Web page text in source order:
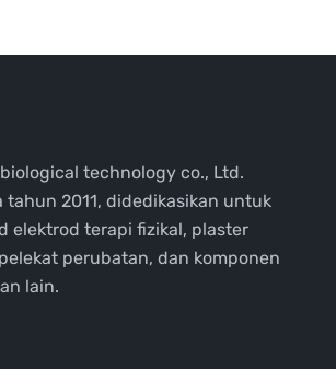
technology co., Ltd.
2011, didedikasikan untuk
elektrod terapi fizikal, plaster
perubatan, dan komponen
lain.